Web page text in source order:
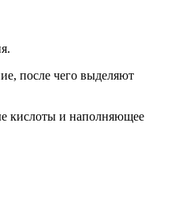
после чего выделяют
кислоты и наполняющее